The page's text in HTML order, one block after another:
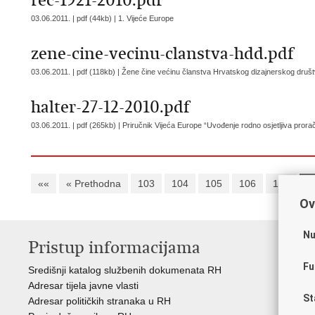
03.06.2011. | pdf (44kb) | 1. Vijeće Europe
zene-cine-vecinu-clanstva-hdd.pdf
03.06.2011. | pdf (118kb) | Žene čine većinu članstva Hrvatskog dizajnerskog
halter-27-12-2010.pdf
03.06.2011. | pdf (265kb) | Priručnik Vijeća Europe “Uvođenje rodno osjetljiva
«« « Prethodna 103 104 105 106 107
Pristup informacijama
Središnji katalog službenih dokumenata RH
Adresar tijela javne vlasti
Adresar političkih stranaka u RH